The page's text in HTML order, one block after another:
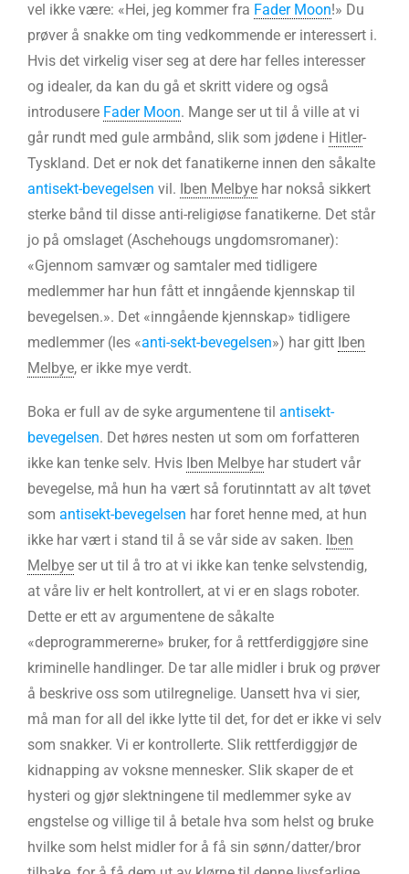
vel ikke være: «Hei, jeg kommer fra Fader Moon!» Du
prøver å snakke om ting vedkommende er interessert i.
Hvis det virkelig viser seg at dere har felles interesser
og idealer, da kan du gå et skritt videre og også
introdusere Fader Moon. Mange ser ut til å ville at vi
går rundt med gule armbånd, slik som jødene i Hitler-
Tyskland. Det er nok det fanatikerne innen den såkalte
antisekt-bevegelsen vil. Iben Melbye har nokså sikkert
sterke bånd til disse anti-religiøse fanatikerne. Det står
jo på omslaget (Aschehougs ungdomsromaner):
«Gjennom samvær og samtaler med tidligere
medlemmer har hun fått et inngående kjennskap til
bevegelsen.». Det «inngående kjennskap» tidligere
medlemmer (les «anti-sekt-bevegelsen») har gitt Iben
Melbye, er ikke mye verdt.
Boka er full av de syke argumentene til antisekt-
bevegelsen. Det høres nesten ut som om forfatteren
ikke kan tenke selv. Hvis Iben Melbye har studert vår
bevegelse, må hun ha vært så forutinntatt av alt tøvet
som antisekt-bevegelsen har foret henne med, at hun
ikke har vært i stand til å se vår side av saken. Iben
Melbye ser ut til å tro at vi ikke kan tenke selvstendig,
at våre liv er helt kontrollert, at vi er en slags roboter.
Dette er ett av argumentene de såkalte
«deprogrammererne» bruker, for å rettferdiggjøre sine
kriminelle handlinger. De tar alle midler i bruk og prøver
å beskrive oss som utilregnelige. Uansett hva vi sier,
må man for all del ikke lytte til det, for det er ikke vi selv
som snakker. Vi er kontrollerte. Slik rettferdiggjør de
kidnapping av voksne mennesker. Slik skaper de et
hysteri og gjør slektningene til medlemmer syke av
engstelse og villige til å betale hva som helst og bruke
hvilke som helst midler for å få sin sønn/datter/bror